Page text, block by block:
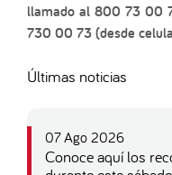
llamado al 800 73 00
730 00 73 (desde
Últimas noticias
07 Ago 2026
Conoce aquí los